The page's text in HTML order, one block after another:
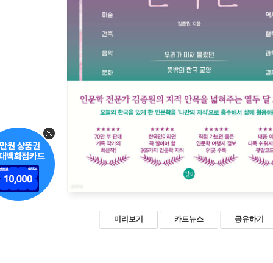
미리보기 카드뉴스 공유하기